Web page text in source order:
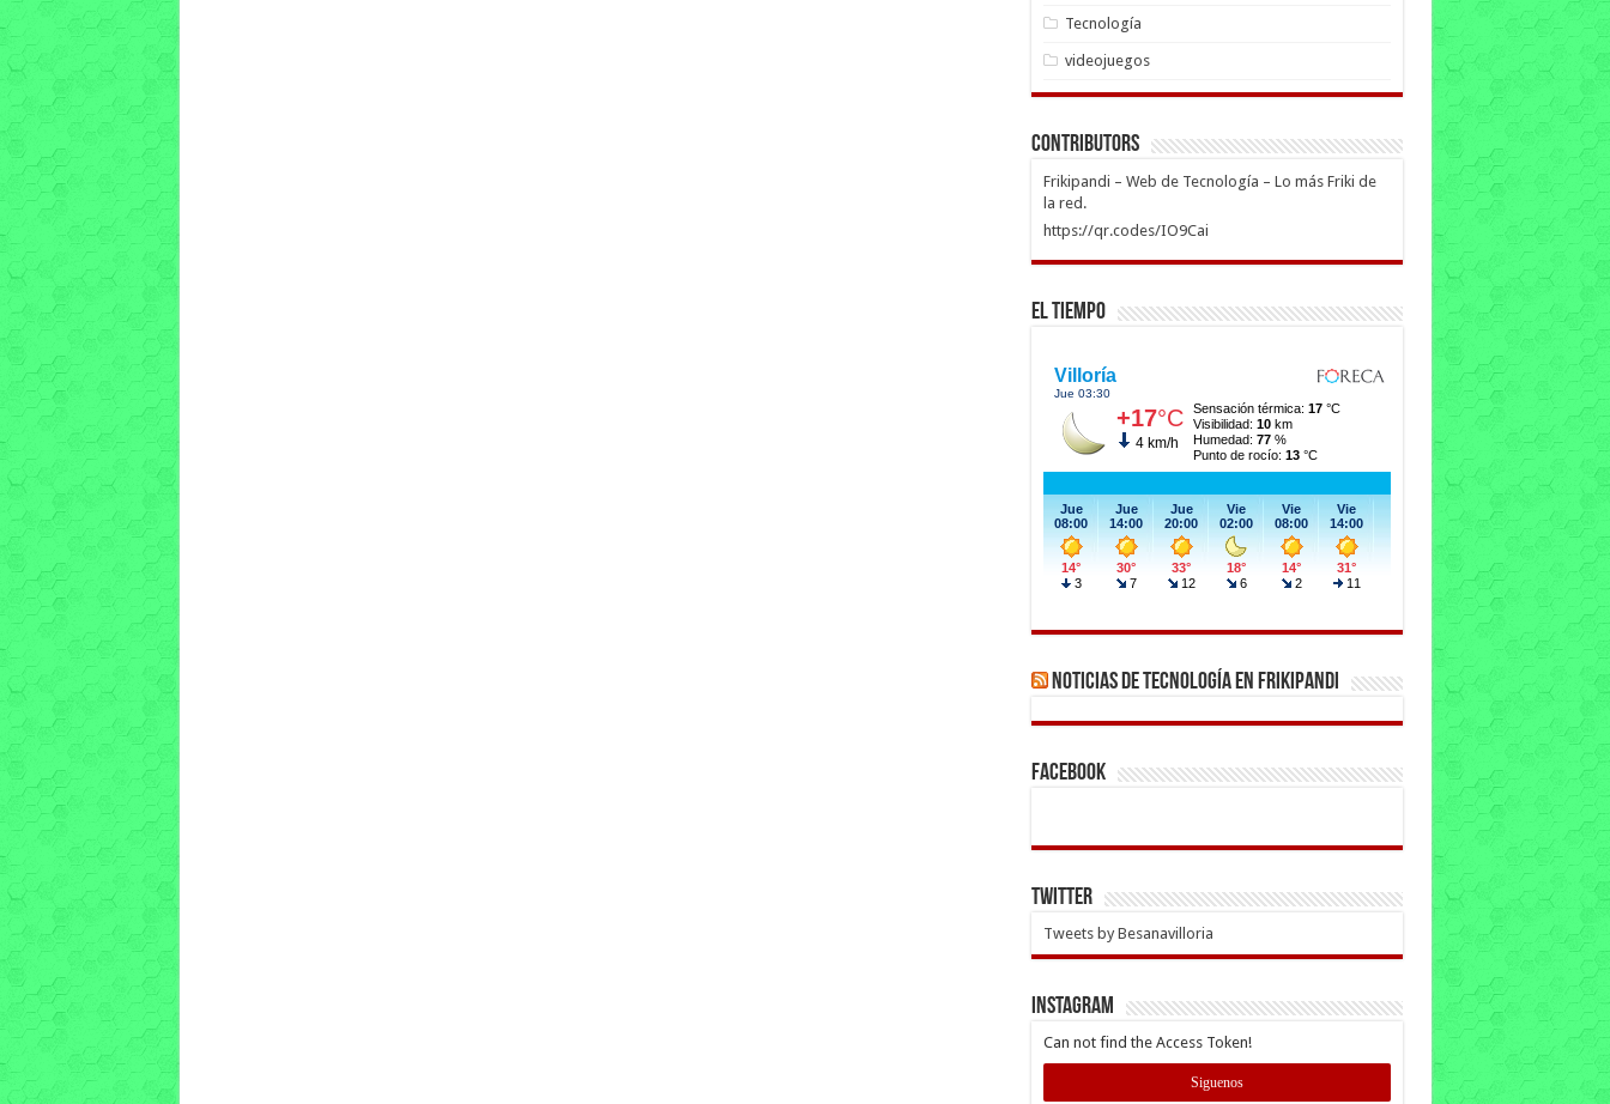
Tecnología
videojuegos
Contributors
Frikipandi – Web de Tecnología – Lo más Friki de
la red.
https://qr.codes/IO9Cai
El Tiempo
Noticias de Tecnología en Frikipandi
Facebook
Twitter
Tweets by Besanavilloria
INSTAGRAM
Can not find the Access Token!
Siguenos